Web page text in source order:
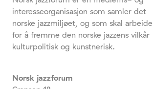
interesseorganisasjon som samler det
norske jazzmiljøet, og som skal arbeide
for å fremme den norske jazzens vilkår
kulturpolitisk og kunstnerisk.
Norsk jazzforum